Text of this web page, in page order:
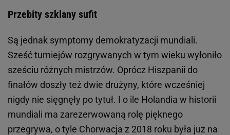
Przebity szklany sufit
Są jednak symptomy demokratyzacji mundiali.
Sześć turniejów rozgrywanych w tym wieku wyłoniło
sześciu różnych mistrzów. Oprócz Hiszpanii do
finałów doszły też dwie drużyny, które wcześniej
nigdy nie sięgnęły po tytuł. I o ile Holandia w historii
mundiali ma zarezerwowaną rolę pięknego
przegrywa, o tyle Chorwacja z 2018 roku była już na